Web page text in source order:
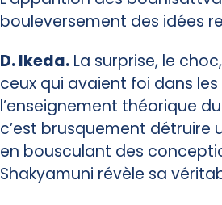
bouleversement des idées
D. Ikeda.La surprise, le
ceux qui avaient foi dans
l’enseignement théorique
c’est brusquement détruire
en bousculant des
Shakyamuni révèle sa